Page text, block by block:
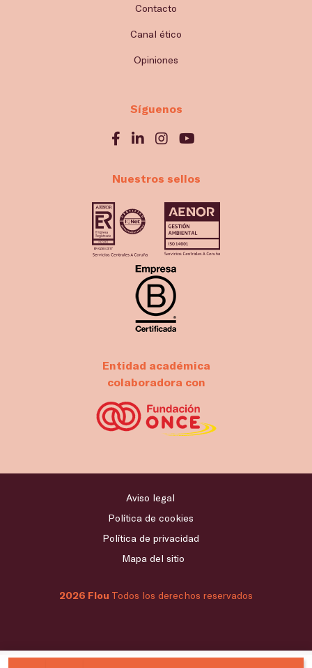
Contacto
Canal ético
Opiniones
Síguenos
Nuestros sellos
Entidad académica
colaboradora con
2026 Flou Todos los derechos reservados
Aviso legal
Política de cookies
Política de privacidad
Mapa del sitio